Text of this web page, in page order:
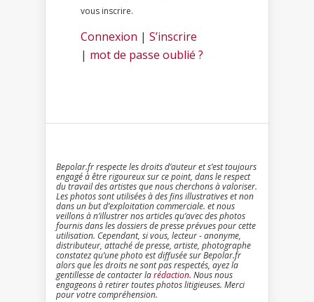
vous inscrire.
Connexion | S’inscrire
| mot de passe oublié ?
Bepolar.fr respecte les droits d’auteur et s’est toujours
engagé à être rigoureux sur ce point, dans le respect
du travail des artistes que nous cherchons à valoriser.
Les photos sont utilisées à des fins illustratives et non
dans un but d’exploitation commerciale. et nous
veillons à n’illustrer nos articles qu’avec des photos
fournis dans les dossiers de presse prévues pour cette
utilisation. Cependant, si vous, lecteur - anonyme,
distributeur, attaché de presse, artiste, photographe
constatez qu’une photo est diffusée sur Bepolar.fr
alors que les droits ne sont pas respectés, ayez la
gentillesse de contacter larédaction. Nous nous
engageons à retirer toutes photos litigieuses. Merci
pour votre compréhension.